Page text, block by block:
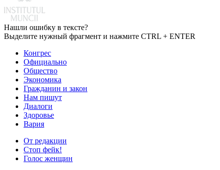
Нашли ошибку в тексте?
Выделите нужный фрагмент и нажмите CTRL + ENTER
Конгрес
Официально
Общество
Экономика
Гражданин и закон
Нам пишут
Диалоги
Здоровье
Вария
От редакции
Стоп фейк!
Голос женщин